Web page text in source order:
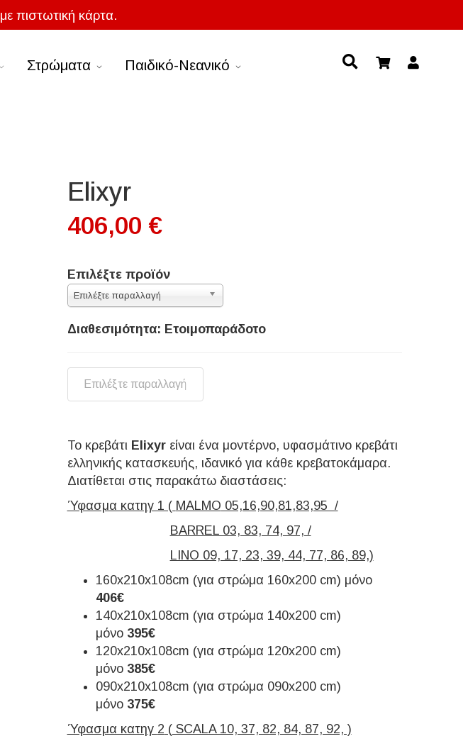
με πιστωτική κάρτα.
Στρώματα Παιδικό-Νεανικό
Elixyr
406,00 €
Επιλέξτε προϊόν
Επιλέξτε παραλλαγή
Διαθεσιμότητα: Ετοιμοπαράδοτο
Επιλέξτε παραλλαγή
Το κρεβάτι Elixyrείναι ένα μοντέρνο, υφασμάτινο κρεβάτι
ελληνικής κατασκευής, ιδανικό για κάθε κρεβατοκάμαρα.
Διατίθεται στις παρακάτω διαστάσεις:
Ύφασμα κατηγ 1 ( MALMO 05,16,90,81,83,95 /
BARREL 03, 83, 74, 97, /
LINO 09, 17, 23, 39, 44, 77, 86, 89,)
160x210x108cm (για στρώμα 160x200 cm) μόνο
406€
140x210x108cm (για στρώμα 140x200 cm)
μόνο 395€
120x210x108cm (για στρώμα 120x200 cm)
μόνο 385€
090x210x108cm (για στρώμα 090x200 cm)
μόνο 375€
Ύφασμα κατηγ 2 (SCALA 10, 37, 82, 84, 87, 92, )